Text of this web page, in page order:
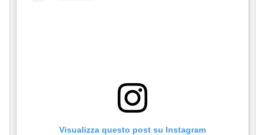
Visualizza questo post su Instagram